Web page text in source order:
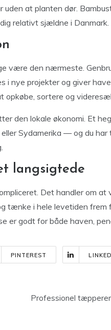
at planten dør.
relativt sjældne i Danmark.
være den nærmeste.
i nye projekter og giver
opkøbe, sortere og
den lokale økonomi. Et
Sydamerika — og du har
langsigtede
Det handler om at
tænke i hele levetiden frem
er godt for både haven,
PINTEREST
Professionel